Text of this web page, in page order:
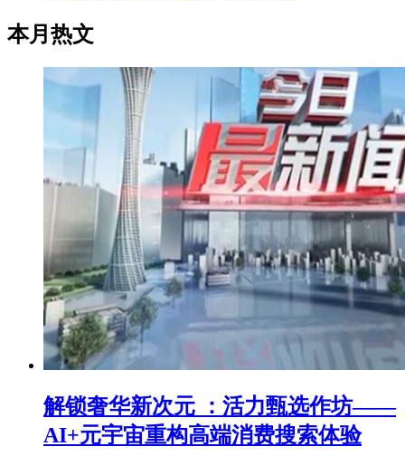
本月热文
解锁奢华新次元 ：活力甄选作坊——
AI+元宇宙重构高端消费搜索体验